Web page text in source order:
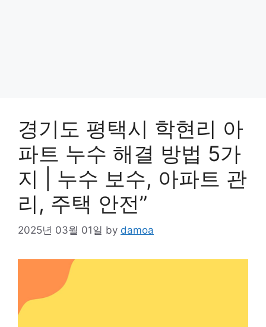
경기도 평택시 학현리 아
파트 누수 해결 방법 5가
지 | 누수 보수, 아파트 관
리, 주택 안전”
2025년 03월 01일 by damoa